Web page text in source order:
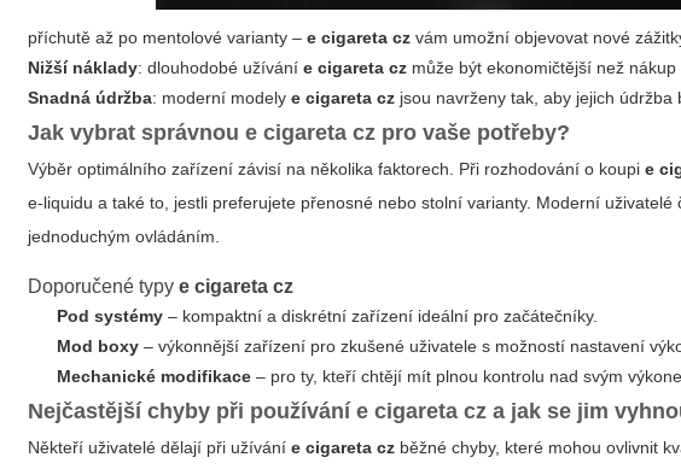
příchutě až po mentolové varianty –e cigareta cz vám umožní objevovat nové
Nižší náklady: dlouhodobé užíváníe cigareta cz může být ekonomičtější než
Snadná údržba: moderní modelye cigareta cz jsou navrženy tak, aby jejich údržba
Jak vybrat správnoue cigareta cz pro vaše potřeby?
Výběr optimálního zařízení závisí na několika faktorech. Při rozhodování o koupie
e-liquidu a také to, jestli preferujete přenosné nebo stolní varianty. Moderní uživatelé
jednoduchým ovládáním.
Doporučené typye cigareta cz
Pod systémy – kompaktní a diskrétní zařízení ideální pro začátečníky.
Mod boxy – výkonnější zařízení pro zkušené uživatele s možností nastavení
Mechanické modifikace – pro ty, kteří chtějí mít plnou kontrolu nad svým
Nejčastější chyby při používáníe cigareta cz a jak se jim
Někteří uživatelé dělají při užíváníe cigareta cz běžné chyby, které mohou ovlivnit